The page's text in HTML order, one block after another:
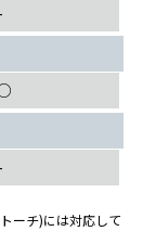
ーチ)には対応して